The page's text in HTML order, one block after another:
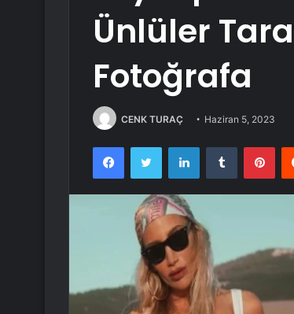
Ünlüler
Fotoğrafa
CENK TURAÇ Haziran 5, 2023
FacebookTwitter LinkedInTumblr